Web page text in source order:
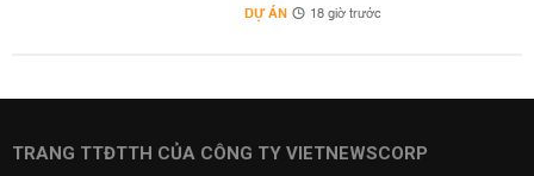
DỰ ÁN 18 giờ trước
TRANG TTĐTTH CỦA CÔNG TY VIETNEWSCORP